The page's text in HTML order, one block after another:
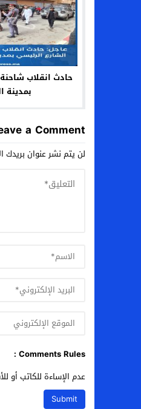
حادث انقلاب
بمدينة
a Comment
لن يتم نشر عنوان بريدك
Comments Rules :
عدم الإساءة للكاتب أو